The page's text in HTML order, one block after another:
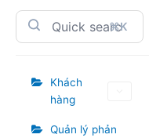
⌘K
Khách
hàng
Quản lý phản